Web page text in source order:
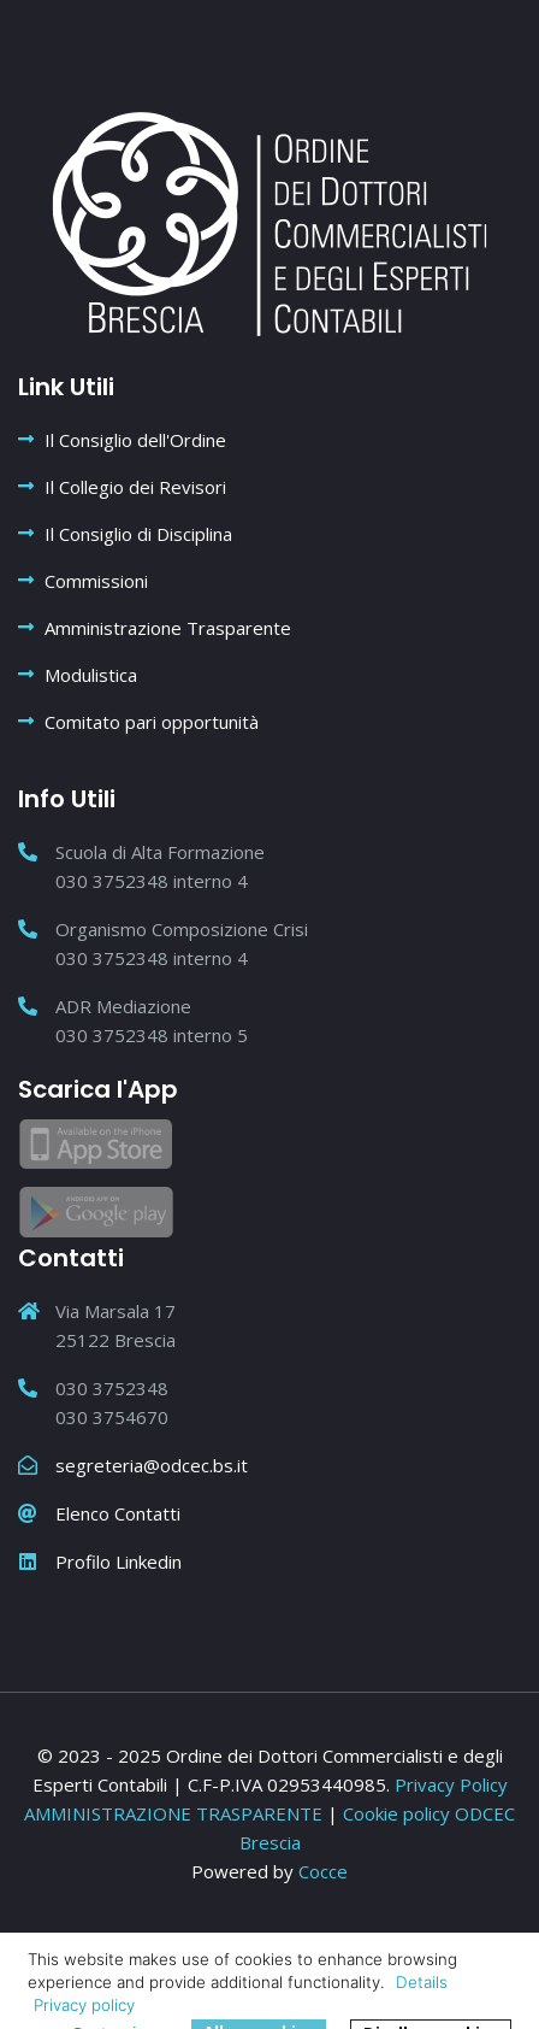
Link Utili
Il Consiglio dell'Ordine
Il Collegio dei Revisori
Il Consiglio di Disciplina
Commissioni
Amministrazione Trasparente
Modulistica
Comitato pari opportunità
Info Utili
Scuola di Alta Formazione
030 3752348 interno 4
Organismo Composizione Crisi
030 3752348 interno 4
ADR Mediazione
030 3752348 interno 5
Scarica l'App
Contatti
Via Marsala 17
25122 Brescia
030 3752348
030 3754670
segreteria@odcec.bs.it
Elenco Contatti
Profilo Linkedin
© 2023 - 2025 Ordine dei Dottori Commercialisti e degli
Esperti Contabili | C.F-P.IVA 02953440985. Privacy Policy
AMMINISTRAZIONE TRASPARENTE | Cookie policy ODCEC
Brescia
Powered by Cocce
This website makes use of cookies to enhance browsing
experience and provide additional functionality.
Details
Privacy policy